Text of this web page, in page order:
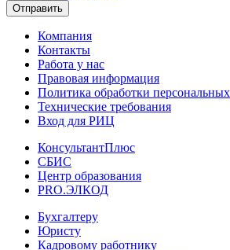
Отправить
Компания
Контакты
Работа у нас
Правовая информация
Политика обработки
Технические требования
Вход для РИЦ
КонсультантПлюс
СБИС
Центр образования
PRO.ЭЛКОД
Бухгалтеру
Юристу
Кадровому работнику